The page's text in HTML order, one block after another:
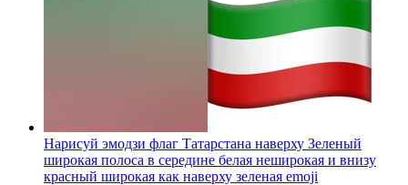
Нарисуй эмодзи флаг Татарстана наверху Зеленый
широкая полоса в середине белая неширокая и внизу
красный широкая как наверху зеленая emoji